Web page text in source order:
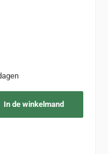
In de winkelmand